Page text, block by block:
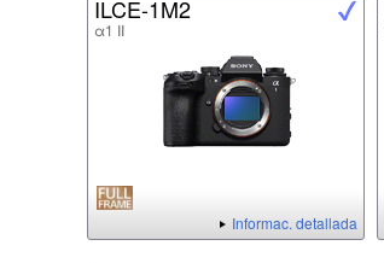
ILCE-1M2
α1 II
Informac. detallada